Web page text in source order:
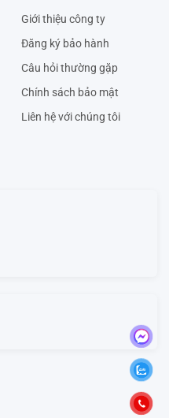
Giới thiệu công ty
Đăng ký bảo hành
Câu hỏi thường gặp
Chính sách bảo mật
Liên hệ với chúng tôi